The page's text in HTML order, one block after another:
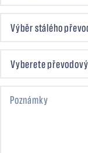
Výběr stálého
Vyberete
Poznámky